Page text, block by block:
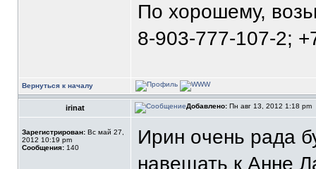
По хорошему,
8-903-777-107-2;
Вернуться к началу
irinat Добавлено: Пн авг 13, 2012 1:18 pm
Зарегистрирован: Вс май 27,
2012 10:19 pm
Сообщения: 140
Ирин oчень рада
навещать к Анне